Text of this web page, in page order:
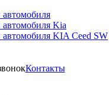
Kia
KIA Ceed SW
Контакты